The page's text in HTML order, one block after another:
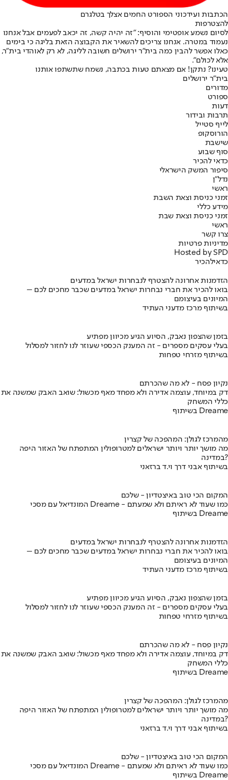
הכתבות ועידכוני הספורט החמים אצלך בטלגרם
להצטרפות
לסיום נשמע אופטימי והוסיף: "זה יהיה קשה, זה יכאב לפעמים אבל אנחנו
נעמוד במטרה. אנחנו צריכים להשאיר את הקבוצה הזאת בליגה כי בימים
כאלו אפשר להבין כמה בית״ר ירושלים חשובה לליגה, לא רק לאוהדי בית״ר,
אלא לכולם".
טעינו? נתקן! אם מצאתם טעות בכתבה, נשמח שתשתפו אותנו
בית"ר ירושלים
מדורים
ספורט
דעות
תרבות ובידור
לייף סטייל
הורוסקופ
שישבת
סוף שבוע
כדאי להכיר
סיפור המשק הישראלי
נדל"ן
ראשי
זמני כניסת וצאת השבת
מידע כללי
זמני כניסת וצאת שבת
ראשי
צרו קשר
מדיניות פרטיות
Hosted by SPD
כדאילהכיר
הזדמנות אחרונה להצטרף לנבחרות ישראל במדעים
בואו להכיר את חברי נבחרות ישראל במדעים שכבר מחכים לכם –
המיונים בעיצומם
בשיתוף מרכז מדעני העתיד
בזמן שהצפון נאבק, הסיוע הגיע מכיוון מפתיע
בעלי עסקים מספרים - זה המענק הכספי שעוזר לנו לחזור למסלול
בשיתוף מזרחי טפחות
נקיון פסח - לא מה שהכרתם
דק במיוחד, עוצמה אדירה ולא מפחד מאף מכשול: שואב האבק שמשנה את
כללי המשחק
בשיתוף Dreame
מהמרכז לגולן: המהפכה של קצרין
מה מושך יותר ויותר ישראלים למטרופולין המתפתח של האזור היפה
במדינה?
בשיתוף אבני דרך וי.ד ברזאני
המקום הכי טוב באיצטדיון - שלכם
המונדיאל עם מסכי Dreame - כמו שעוד לא ראיתם ולא שמעתם
בשיתוף Dreame
הזדמנות אחרונה להצטרף לנבחרות ישראל במדעים
בואו להכיר את חברי נבחרות ישראל במדעים שכבר מחכים לכם –
המיונים בעיצומם
בשיתוף מרכז מדעני העתיד
בזמן שהצפון נאבק, הסיוע הגיע מכיוון מפתיע
בעלי עסקים מספרים - זה המענק הכספי שעוזר לנו לחזור למסלול
בשיתוף מזרחי טפחות
נקיון פסח - לא מה שהכרתם
דק במיוחד, עוצמה אדירה ולא מפחד מאף מכשול: שואב האבק שמשנה את
כללי המשחק
בשיתוף Dreame
מהמרכז לגולן: המהפכה של קצרין
מה מושך יותר ויותר ישראלים למטרופולין המתפתח של האזור היפה
במדינה?
בשיתוף אבני דרך וי.ד ברזאני
המקום הכי טוב באיצטדיון - שלכם
המונדיאל עם מסכי Dreame - כמו שעוד לא ראיתם ולא שמעתם
בשיתוף Dreame